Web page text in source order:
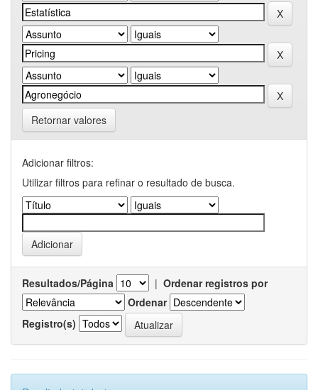
Retornar valores
Adicionar filtros:
Utilizar filtros para refinar o resultado de busca.
Resultados/Página | Ordenar registros por
Ordenar
Registro(s)